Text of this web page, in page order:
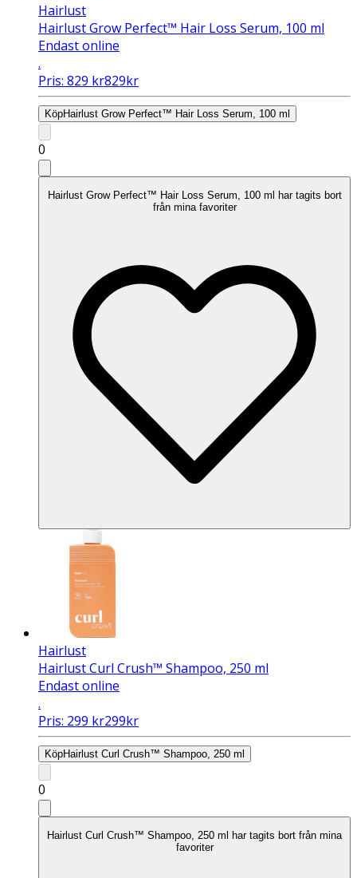
Hairlust
Hairlust Grow Perfect™ Hair Loss Serum, 100 ml
Endast online
.
Pris: 829 kr829kr
KöpHairlust Grow Perfect™ Hair Loss Serum, 100 ml
0
Hairlust Grow Perfect™ Hair Loss Serum, 100 ml har tagits bort
från mina favoriter
Hairlust
Hairlust Curl Crush™ Shampoo, 250 ml
Endast online
.
Pris: 299 kr299kr
KöpHairlust Curl Crush™ Shampoo, 250 ml
0
Hairlust Curl Crush™ Shampoo, 250 ml har tagits bort från mina
favoriter